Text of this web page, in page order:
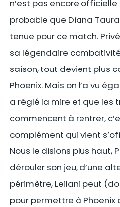
n’est pas encore
probable que Diana
tenue pour ce match.
sa légendaire
saison, tout devient plus
Phoenix. Mais on l’a vu
a réglé la mire et que les
commencent à rentrer,
complément qui vient
Nous le disions plus haut,
dérouler son jeu, d’une
périmètre, Leilani peut
pour permettre à Phoenix